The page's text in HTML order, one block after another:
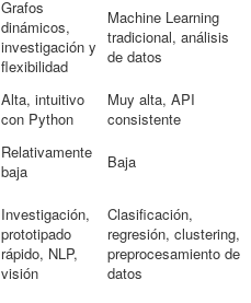
Grafos
dinámicos,
investigación y
flexibilidad
Machine Learning
tradicional, análisis
de datos
Alta, intuitivo
con Python
Muy alta, API
consistente
Relativamente
baja
Baja
Investigación,
prototipado
rápido, NLP,
visión
Clasificación,
regresión, clustering,
preprocesamiento de
datos